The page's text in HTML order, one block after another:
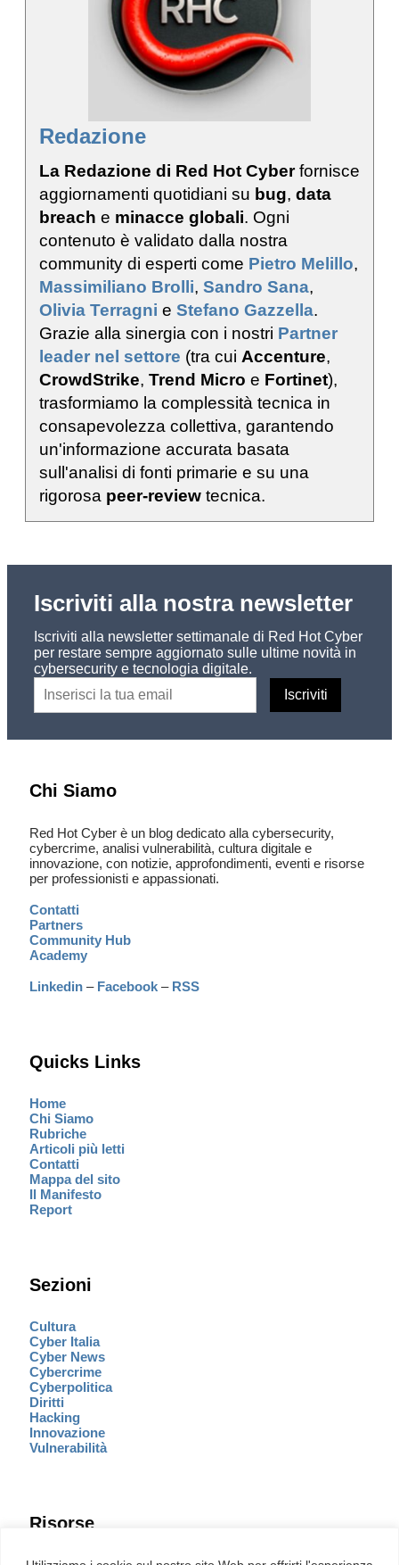
Redazione
La Redazione di Red Hot Cyberfornisce
aggiornamenti quotidiani su bug, data
breach e minacce globali. Ogni
contenuto è validato dalla nostra
community di esperti come Pietro Melillo,
Massimiliano Brolli, Sandro Sana,
Olivia Terragni e Stefano Gazzella.
Grazie alla sinergia con i nostri Partner
leader nel settore (tra cui Accenture,
CrowdStrike, Trend Micro e Fortinet),
trasformiamo la complessità tecnica in
consapevolezza collettiva, garantendo
un'informazione accurata basata
sull'analisi di fonti primarie e su una
rigorosa peer-review tecnica.
Iscriviti alla nostra newsletter
Iscriviti alla newsletter settimanale di Red Hot Cyber
per restare sempre aggiornato sulle ultime novità in
cybersecurity e tecnologia digitale.
Chi Siamo
Red Hot Cyber è un blog dedicato alla cybersecurity,
cybercrime, analisi vulnerabilità, cultura digitale e
innovazione, con notizie, approfondimenti, eventi e risorse
per professionisti e appassionati.
Contatti
Partners
Community Hub
Academy
Linkedin – Facebook – RSS
Quicks Links
Home
Chi Siamo
Rubriche
Articoli più letti
Contatti
Mappa del sito
Il Manifesto
Report
Sezioni
Cultura
Cyber Italia
Cyber News
Cybercrime
Cyberpolitica
Diritti
Hacking
Innovazione
Vulnerabilità
Risorse